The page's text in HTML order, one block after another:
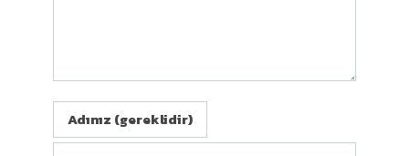
Adınız (gereklidir)